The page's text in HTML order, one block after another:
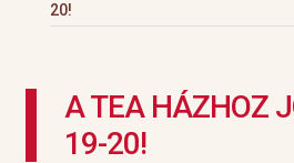
20!
A TEA HÁZHOZ
19-20!